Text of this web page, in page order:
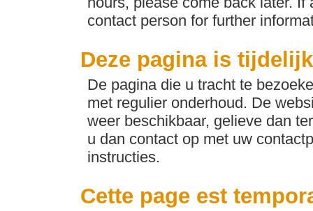
contact person for further
Deze pagina is
De pagina die u tracht te
met regulier onderhoud. De
weer beschikbaar, gelieve dan
u dan contact op met uw
instructies.
Cette page est